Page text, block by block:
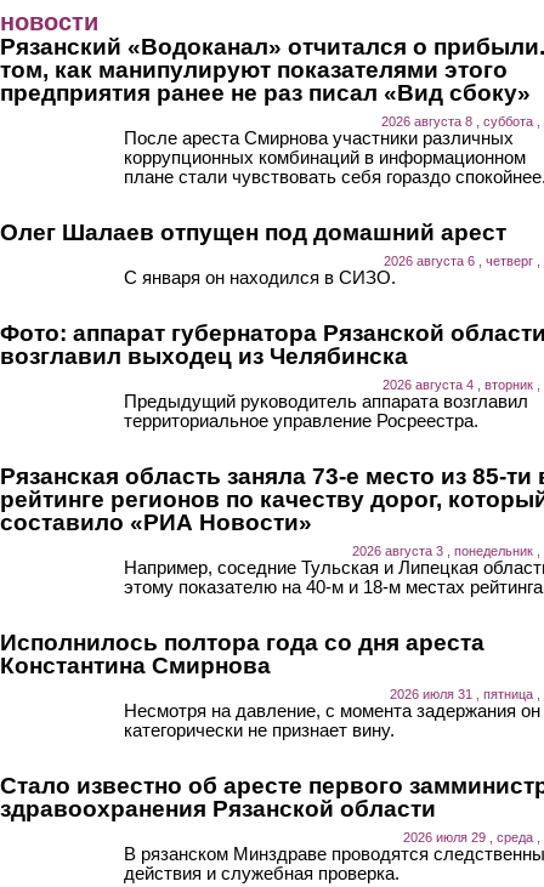
новости
Рязанский «Водоканал» отчитался о
том, как манипулируют показателями этого
предприятия ранее не раз писал «Вид сбоку»
2026 августа 8 , суббота ,
После ареста Смирнова участники различных
коррупционных комбинаций в информационном
плане стали чувствовать себя гораздо
Олег Шалаев отпущен под домашний арест
2026 августа 6 , четверг
С января он находился в СИЗО.
Фото: аппарат губернатора Рязанской
возглавил выходец из Челябинска
2026 августа 4 , вторник
Предыдущий руководитель аппарата возглавил
территориальное управление Росреестра.
Рязанская область заняла 73-е место из 85-ти
рейтинге регионов по качеству дорог,
составило «РИА Новости»
2026 августа 3 , понедельник ,
Например, соседние Тульская и Липецкая
этому показателю на 40-м и 18-м местах
Исполнилось полтора года со дня ареста
Константина Смирнова
2026 июля 31 , пятница ,
Несмотря на давление, с момента задержания он
категорически не признает вину.
Стало известно об аресте первого
здравоохранения Рязанской области
2026 июля 29 , среда ,
В рязанском Минздраве проводятся
действия и служебная проверка.